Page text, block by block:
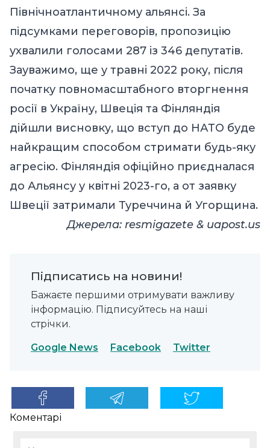
Північноатлантичному альянсі. За
підсумками переговорів, пропозицію
ухвалили голосами 287 із 346 депутатів.
Зауважимо, ще у травні 2022 року, після
початку повномасштабного вторгнення
росії в Україну, Швеція та Фінляндія
дійшли висновку, що вступ до НАТО буде
найкращим способом стримати будь-яку
агресію. Фінляндія офіційно приєдналася
до Альянсу у квітні 2023-го, а от заявку
Швеції затримали Туреччина й Угорщина.
Джерелa: resmigazete & uapost.us
Підписатись на новини!
Бажаєте першими отримувати важливу
інформацію. Підписуйтесь на наші
стрічки.
Google News Facebook Twitter
Коментарі